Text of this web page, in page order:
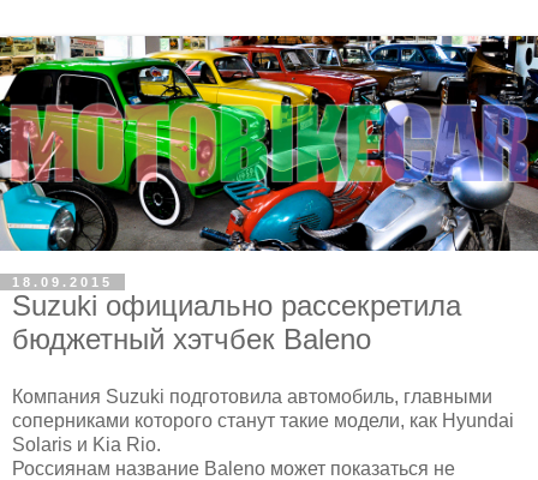
18.09.2015
Suzuki официально рассекретила
бюджетный хэтчбек Baleno
Компания Suzuki подготовила автомобиль, главными
соперниками которого станут такие модели, как Hyundai
Solaris и Kia Rio.
Россиянам название Baleno может показаться не